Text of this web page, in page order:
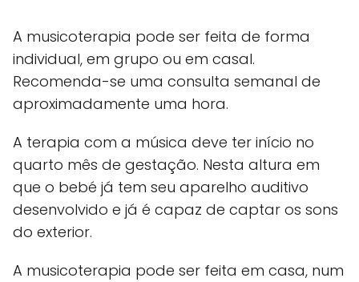
A musicoterapia pode ser feita de forma
individual, em grupo ou em casal.
Recomenda-se uma consulta semanal de
aproximadamente uma hora.
A terapia com a música deve ter início no
quarto mês de gestação. Nesta altura em
que o bebé já tem seu aparelho auditivo
desenvolvido e já é capaz de captar os sons
do exterior.
A musicoterapia pode ser feita em casa, num